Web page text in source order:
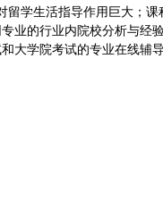
学生活指导作用巨大；
的行业内院校分析与经验
学院考试的专业在线辅导